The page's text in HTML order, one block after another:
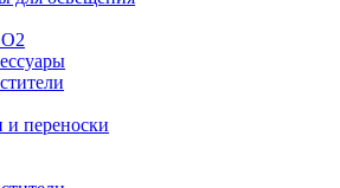
и переноски